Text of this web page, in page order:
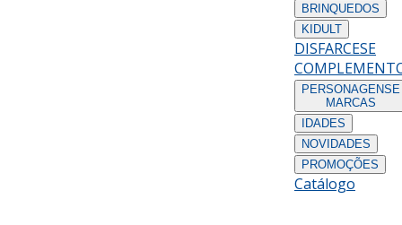
BRINQUEDOS
KIDULT
DISFARCESE
PERSONAGENS E
MARCAS
IDADES
NOVIDADES
PROMOÇÕES
Catálogo